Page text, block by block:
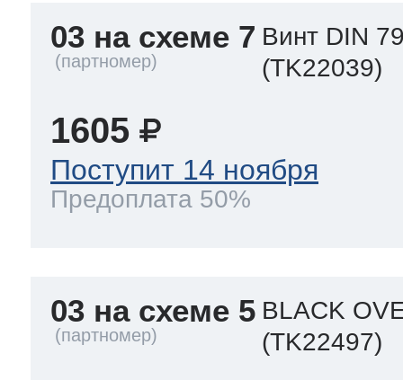
03 на схеме 7 Винт DIN
(TK22039)
1605
Поступит 14 ноября
Предоплата 50%
03 на схеме 5 BLACK
(TK22497)